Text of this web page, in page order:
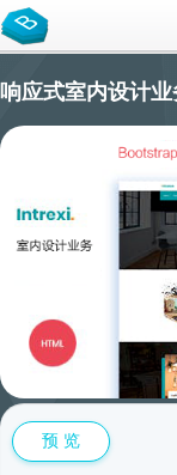
响应式室内设计
预 览